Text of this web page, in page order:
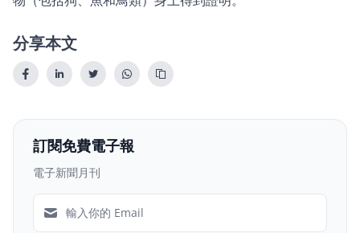
分享本文
訂閱免費電子報
電子新聞月刊